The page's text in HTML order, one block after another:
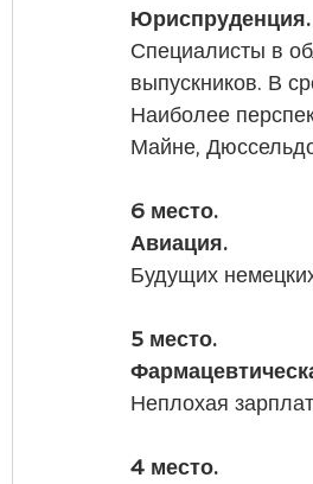
Юриспруденция.
Специалисты в
выпускников. В
Наиболее
Майне,
6 место.
Авиация.
Будущих
5 место.
Неплохая
4 место.